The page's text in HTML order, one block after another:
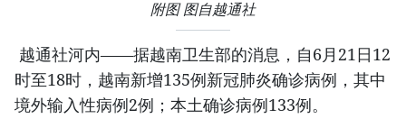
附图 图自越通社
越通社河内——据越南卫生部的消息，自6月21日12
时至18时，越南新增135例新冠肺炎确诊病例，其中
境外输入性病例2例；本土确诊病例133例。